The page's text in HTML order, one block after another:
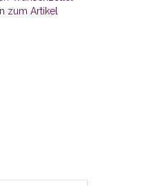
zum Artikel